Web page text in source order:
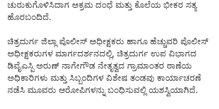
ಚುರುಕುಗೊಳಿಸಿದಾಗ ಅಕ್ರಮ ದಂಧೆ ಮತ್ತು ಕೊಲೆಯ ಭೀಕರ ಸತ್ಯ
ಹೊರಬಂದಿದೆ.
ಚಿತ್ರದುರ್ಗ ಜಿಲ್ಲಾ ಪೊಲೀಸ್ ಅಧೀಕ್ಷಕರು ಹಾಗೂ ಹೆಚ್ಚುವರಿ ಪೊಲೀಸ್
ಅಧೀಕ್ಷಕರುಗಳ ಮಾರ್ಗದರ್ಶನದಲ್ಲಿ, ಚಿತ್ರದುರ್ಗ ಉಪ ವಿಭಾಗದ
ಡಿವೈಎಸ್ಪಿ ಅರುಣ್ ನಾಗೇಗೌಡ ನೇತೃತ್ವದ ಗ್ರಾಮಾಂತರ ಠಾಣೆಯ
ಅಧಿಕಾರಿಗಳು ಮತ್ತು ಸಿಬ್ಬಂದಿಗಳ ವಿಶೇಷ ತಂಡವು ಕಾರ್ಯಾಚರಣೆ
ನಡೆಸಿ ಮೂವರು ಆರೋಪಿಗಳನ್ನು ಬಂಧಿಸುವಲ್ಲಿ ಯಶಸ್ವಿಯಾಗಿದೆ.